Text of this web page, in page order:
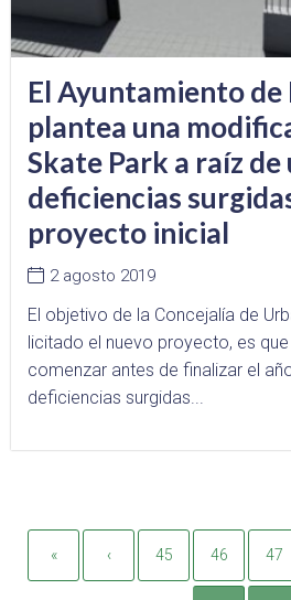
El Ayuntamiento
plantea una
Skate Park a raíz de
deficiencias
proyecto inicial
2 agosto 2019
El objetivo de la Concejalía de
licitado el nuevo proyecto, es
comenzar antes de finalizar el
deficiencias surgidas...
« ‹ 45 46 47